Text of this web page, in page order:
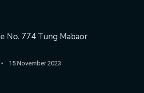
No. 774 Tung Mabaor
15 November 2023